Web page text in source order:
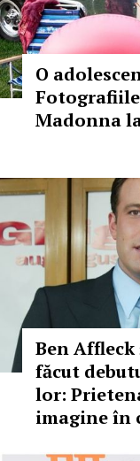
O
Madonna
Ben
făcut
lor:
imagine în